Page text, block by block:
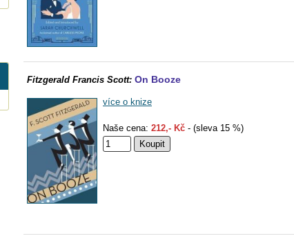
Fitzgerald Francis Scott: On Booze
více o knize
Naše cena: 212,- Kč - (sleva 15 %)